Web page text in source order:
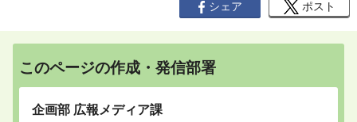
シェア ポスト
このページの作成・発信部署
企画部 広報メディア課